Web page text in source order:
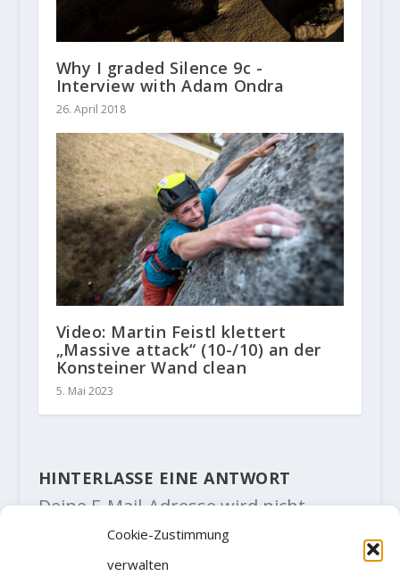
Cookie-Zustimmung
verwalten
Why I graded Silence 9c -
Interview with Adam Ondra
26. April 2018
Video: Martin Feistl klettert
„Massive attack“ (10-/10) an der
Konsteiner Wand clean
5. Mai 2023
HINTERLASSE EINE ANTWORT
Deine E-Mail-Adresse wird nicht
veröffentlicht.
sind mit*markiert